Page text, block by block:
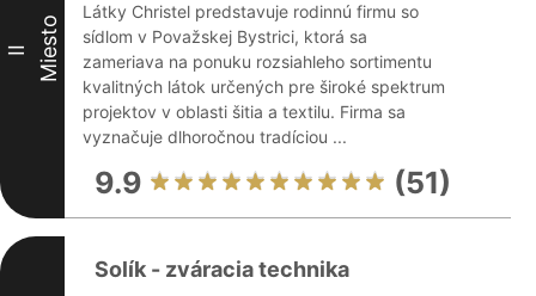
II Miesto
Látky Christel predstavuje rodinnú firmu so
sídlom v Považskej Bystrici, ktorá sa
zameriava na ponuku rozsiahleho sortimentu
kvalitných látok určených pre široké spektrum
projektov v oblasti šitia a textilu. Firma sa
vyznačuje dlhoročnou tradíciou ...
9.9 (51)
Solík - zváracia technika